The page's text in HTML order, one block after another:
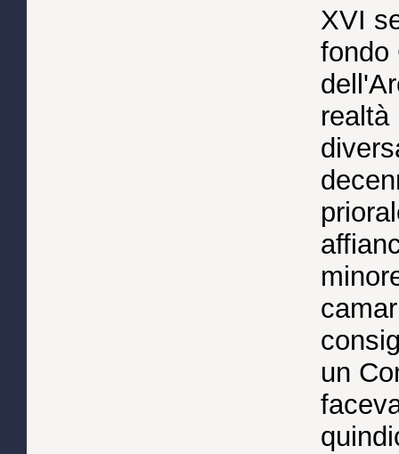
XVI
fondo
realtà
un